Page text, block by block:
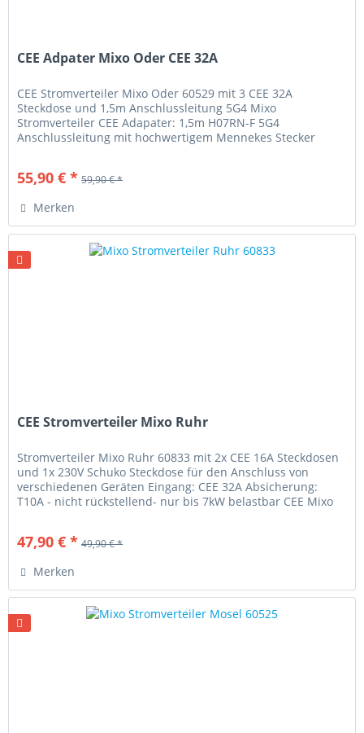
CEE Adpater Mixo Oder CEE 32A
CEE Stromverteiler Mixo Oder 60529 mit 3 CEE 32A
Steckdose und 1,5m Anschlussleitung 5G4 Mixo
Stromverteiler CEE Adapater: 1,5m H07RN-F 5G4
Anschlussleitung mit hochwertigem Mennekes Stecker
55,90 € * 59,90 € *
Merken
CEE Stromverteiler Mixo Ruhr
Stromverteiler Mixo Ruhr 60833 mit 2x CEE 16A Steckdosen
und 1x 230V Schuko Steckdose für den Anschluss von
verschiedenen Geräten Eingang: CEE 32A Absicherung:
T10A - nicht rückstellend- nur bis 7kW belastbar CEE Mixo
47,90 € * 49,90 € *
Merken